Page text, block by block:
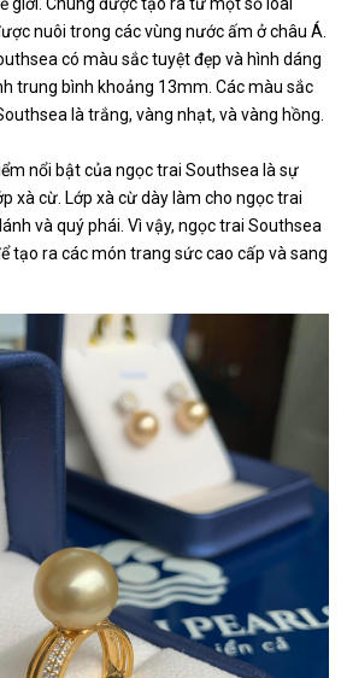
nuôi trong các vùng nước ấm ở châu Á.
có màu sắc tuyệt đẹp và hình dáng
trung bình khoảng 13mm. Các màu sắc
là trắng, vàng nhạt, và vàng hồng.
nổi bật của ngọc trai Southsea là sự
xà cừ. Lớp xà cừ dày làm cho ngọc trai
và quý phái. Vì vậy, ngọc trai Southsea
tạo ra các món trang sức cao cấp và sang